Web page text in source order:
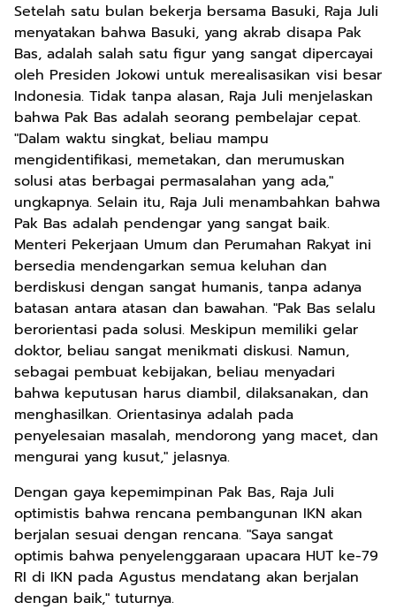
Setelah satu bulan bekerja bersama Basuki, Raja Juli
menyatakan bahwa Basuki, yang akrab disapa Pak
Bas, adalah salah satu figur yang sangat dipercayai
oleh Presiden Jokowi untuk merealisasikan visi besar
Indonesia. Tidak tanpa alasan, Raja Juli menjelaskan
bahwa Pak Bas adalah seorang pembelajar cepat.
"Dalam waktu singkat, beliau mampu
mengidentifikasi, memetakan, dan merumuskan
solusi atas berbagai permasalahan yang ada,"
ungkapnya. Selain itu, Raja Juli menambahkan bahwa
Pak Bas adalah pendengar yang sangat baik.
Menteri Pekerjaan Umum dan Perumahan Rakyat ini
bersedia mendengarkan semua keluhan dan
berdiskusi dengan sangat humanis, tanpa adanya
batasan antara atasan dan bawahan. "Pak Bas selalu
berorientasi pada solusi. Meskipun memiliki gelar
doktor, beliau sangat menikmati diskusi. Namun,
sebagai pembuat kebijakan, beliau menyadari
bahwa keputusan harus diambil, dilaksanakan, dan
menghasilkan. Orientasinya adalah pada
penyelesaian masalah, mendorong yang macet, dan
mengurai yang kusut," jelasnya.
Dengan gaya kepemimpinan Pak Bas, Raja Juli
optimistis bahwa rencana pembangunan IKN akan
berjalan sesuai dengan rencana. "Saya sangat
optimis bahwa penyelenggaraan upacara HUT ke-79
RI di IKN pada Agustus mendatang akan berjalan
dengan baik," tuturnya.